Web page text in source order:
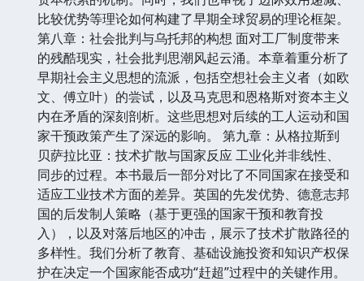
比较优势等理论如何构建了早期全球贸易的理论框架。
第八章：社会批判与乌托邦的构想 面对工厂制度带来
的残酷现实，社会批判思潮风起云涌。本章着重分析了
早期社会主义思想的流派，包括空想社会主义者（如欧
文、傅立叶）的尝试，以及马克思和恩格斯对资本主义
内在矛盾的深刻剖析。这些思想对后续的工人运动和国
家干预政策产生了深远的影响。 第九章：从格拉斯到
贝萨拉比亚：技术扩散与国家反应 工业化并非线性、
同步的过程。本书最后一部分对比了不同国家在接受和
适应工业技术方面的差异。英国的先发优势、德意志邦
国的后发制人策略（基于更强的国家干预和教育投
入），以及对落后地区的冲击，展示了技术扩散路径的
多样性。我们分析了教育、基础设施投资和知识产权保
护在决定一个国家能否成功“赶超”过程中的关键作用。